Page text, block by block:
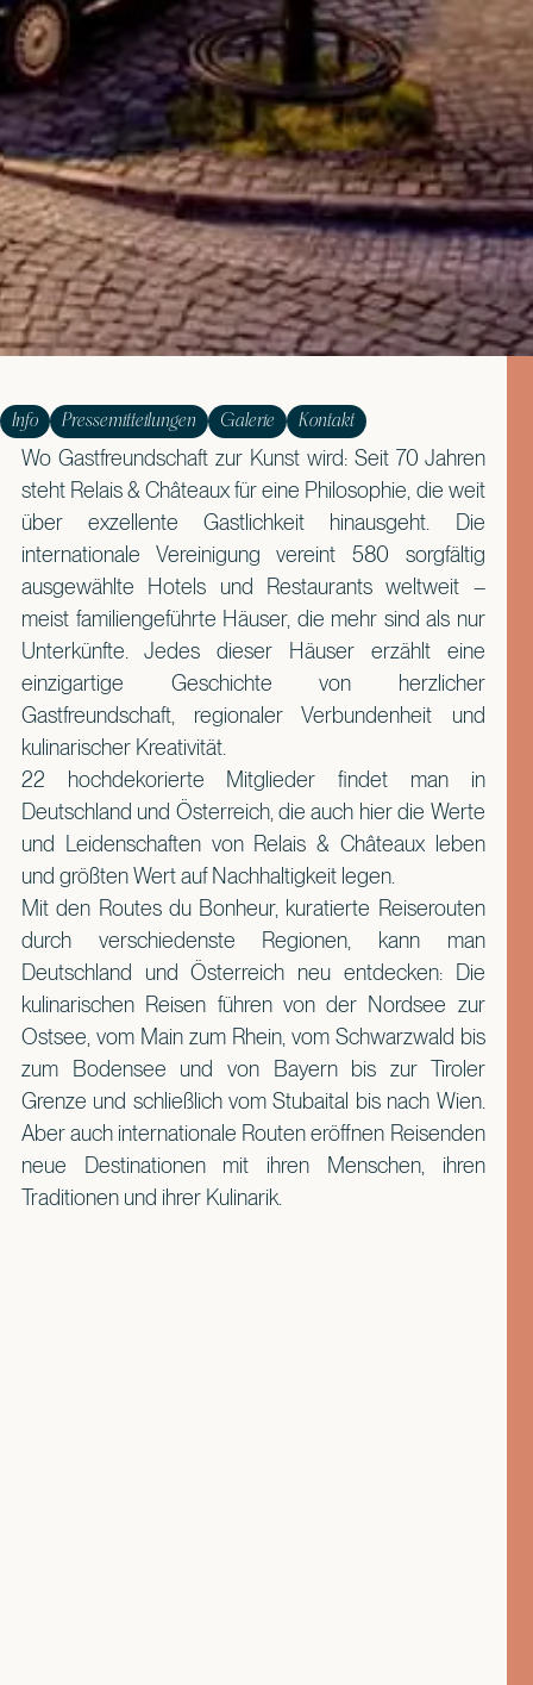
Info Pressemitteilungen Galerie Kontakt
Wo Gastfreundschaft zur Kunst wird: Seit 70 Jahren
steht Relais & Châteaux für eine Philosophie, die weit
über exzellente Gastlichkeit hinausgeht. Die
internationale Vereinigung vereint 580 sorgfältig
ausgewählte Hotels und Restaurants weltweit –
meist familiengeführte Häuser, die mehr sind als nur
Unterkünfte. Jedes dieser Häuser erzählt eine
einzigartige Geschichte von herzlicher
Gastfreundschaft, regionaler Verbundenheit und
kulinarischer Kreativität.
22 hochdekorierte Mitglieder findet man in
Deutschland und Österreich, die auch hier die Werte
und Leidenschaften von Relais & Châteaux leben
und größten Wert auf Nachhaltigkeit legen.
Mit den Routes du Bonheur, kuratierte Reiserouten
durch verschiedenste Regionen, kann man
Deutschland und Österreich neu entdecken: Die
kulinarischen Reisen führen von der Nordsee zur
Ostsee, vom Main zum Rhein, vom Schwarzwald bis
zum Bodensee und von Bayern bis zur Tiroler
Grenze und schließlich vom Stubaital bis nach Wien.
Aber auch internationale Routen eröffnen Reisenden
neue Destinationen mit ihren Menschen, ihren
Traditionen und ihrer Kulinarik.